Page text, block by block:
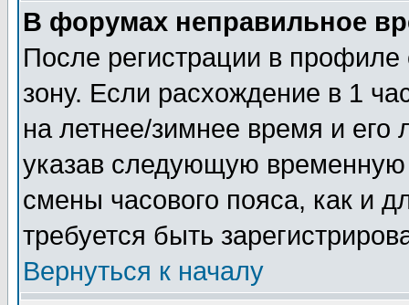
В форумах неправильное
После регистрации в
зону. Если расхождение в 1
на летнее/зимнее время и его
указав следующую временную
смены часового пояса, как и
требуется быть
Вернуться к началу